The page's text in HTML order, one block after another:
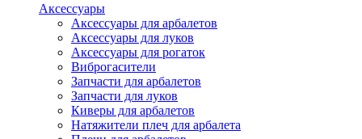
Аксессуары
Аксессуары для арбалетов
Аксессуары для луков
Аксессуары для рогаток
Виброгасители
Запчасти для арбалетов
Запчасти для луков
Киверы для арбалетов
Натяжители плеч для арбалета